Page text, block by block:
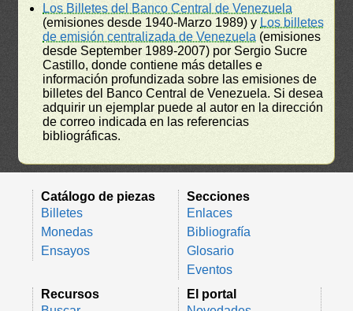
Los Billetes del Banco Central de Venezuela
(emisiones desde 1940-Marzo 1989) y Los billetes
de emisión centralizada de Venezuela (emisiones
desde September 1989-2007) por Sergio Sucre
Castillo, donde contiene más detalles e
información profundizada sobre las emisiones de
billetes del Banco Central de Venezuela. Si desea
adquirir un ejemplar puede al autor en la dirección
de correo indicada en las referencias
bibliográficas.
Catálogo de piezas
Billetes
Monedas
Ensayos
Secciones
Enlaces
Bibliografía
Glosario
Eventos
Recursos
El portal